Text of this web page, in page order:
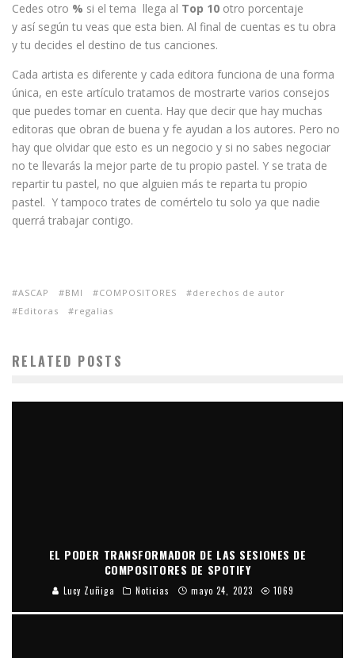
Cedes otro % si el tema llega al Top 10 otro porcentaje
y así según tu veas que esta bien. Al final de cuentas es tu obra
y tu decides el destino de tus canciones.
Cada artista es diferente y cada editora funciona de una forma
única, en este artículo tratamos de mostrarte varios consejos
que puedes tomar en cuenta. Hay que decir que hay muchas
editoras que obran de buena y fe ayudan a los autores. Pero no
hay que olvidar que esto es un negocio y si no sabes negociar
no te llevarás la mejor parte de tu propio pastel. Y se trata de
repartir tu pastel, no que alguien más te reparta tu propio
pastel. Y tampoco trates de comértelo tu solo ya que nadie
querrá trabajar contigo.
ASCAP BMI COMPOSITORES
derechos de autor
Editoras
regalias
RELATED POSTS
EL PODER TRANSFORMADOR DE LAS SESIONES DE
COMPOSITORES DE SPOTIFY
Lucy Zuñiga Noticias mayo 24, 2023 1069